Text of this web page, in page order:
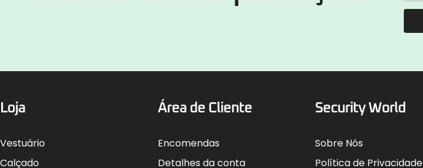
Loja
Vestuário
Calçado
Área de Cliente
Encomendas
Detalhes da conta
Security World
Sobre Nós
Política de Privacidade